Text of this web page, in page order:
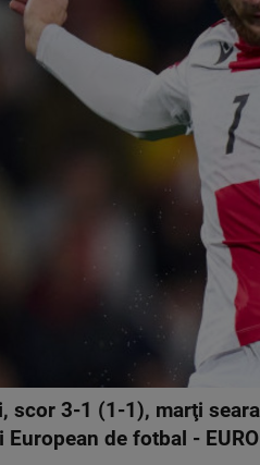
3-1 (1-1), marţi
de fotbal -